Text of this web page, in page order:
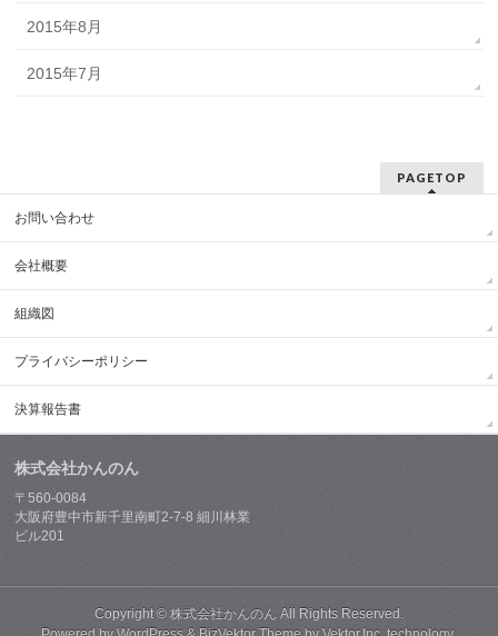
2015年8月
2015年7月
PAGETOP
お問い合わせ
会社概要
組織図
プライバシーポリシー
決算報告書
株式会社かんのん
〒560-0084
大阪府豊中市新千里南町2-7-8 細川林業
ビル201
Copyright © 株式会社かんのん All Rights Reserved.